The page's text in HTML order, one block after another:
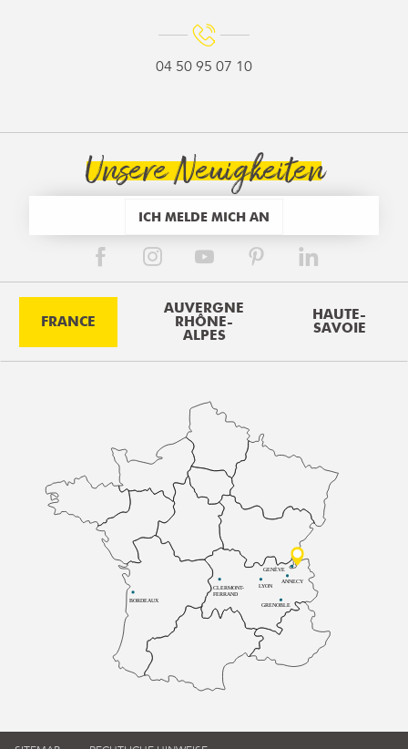
04 50 95 07 10
Unsere Neuigkeiten
ICH MELDE MICH AN
FRANCE
AUVERGNE
RHÔNE-
ALPES
HAUTE-
SAVOIE
BORDEAUX
CLERMONT-
FERRAND
LYON
ANNECY
GRENOBLE
GENÈVE